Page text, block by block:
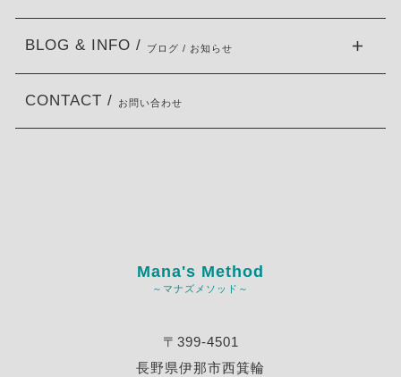
Mana's Method
～マナズメソッド～
〒399-4501
長野県伊那市西箕輪
BLOG & INFO / ブログ / お知らせ
CONTACT / お問い合わせ